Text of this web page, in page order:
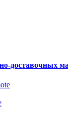
доставочных